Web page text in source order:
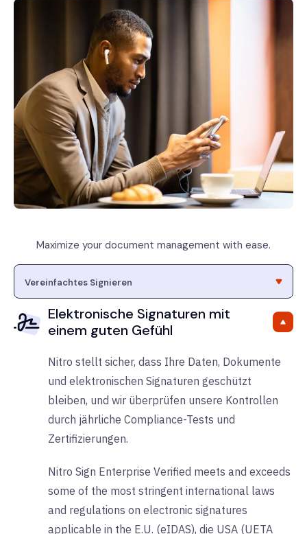
Maximize your document management with ease.
Elektronische Signaturen mit
einem guten Gefühl
Nitro stellt sicher, dass Ihre Daten, Dokumente
und elektronischen Signaturen geschützt
bleiben, und wir überprüfen unsere Kontrollen
durch jährliche Compliance-Tests und
Zertifizierungen.
Nitro Sign Enterprise Verified meets and exceeds
some of the most stringent international laws
and regulations on electronic signatures
applicable in the E.U. (eIDAS), die USA (UETA